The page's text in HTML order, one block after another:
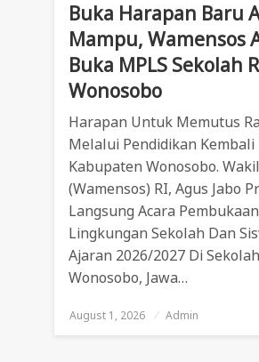
Buka Harapan Baru
Mampu, Wamensos
Buka MPLS Sekolah
Wonosobo
Harapan Untuk Memutus
Melalui Pendidikan
Kabupaten Wonosobo.
(Wamensos) RI, Agus Jabo
Langsung Acara
Lingkungan Sekolah Dan
Ajaran 2026/2027 Di
Wonosobo, Jawa…
Posted
On
August 1, 2026 Admin